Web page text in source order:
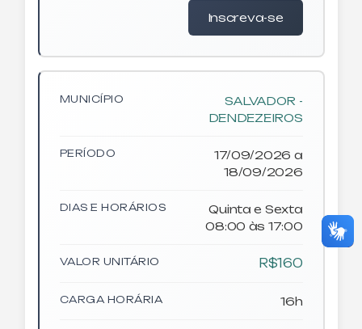
Inscreva-se
MUNICÍPIO
SALVADOR -
DENDEZEIROS
PERÍODO
17/09/2026 a
18/09/2026
DIAS E HORÁRIOS
Quinta e Sexta
08:00 às 17:00
VALOR UNITÁRIO R$160
CARGA HORÁRIA 16h